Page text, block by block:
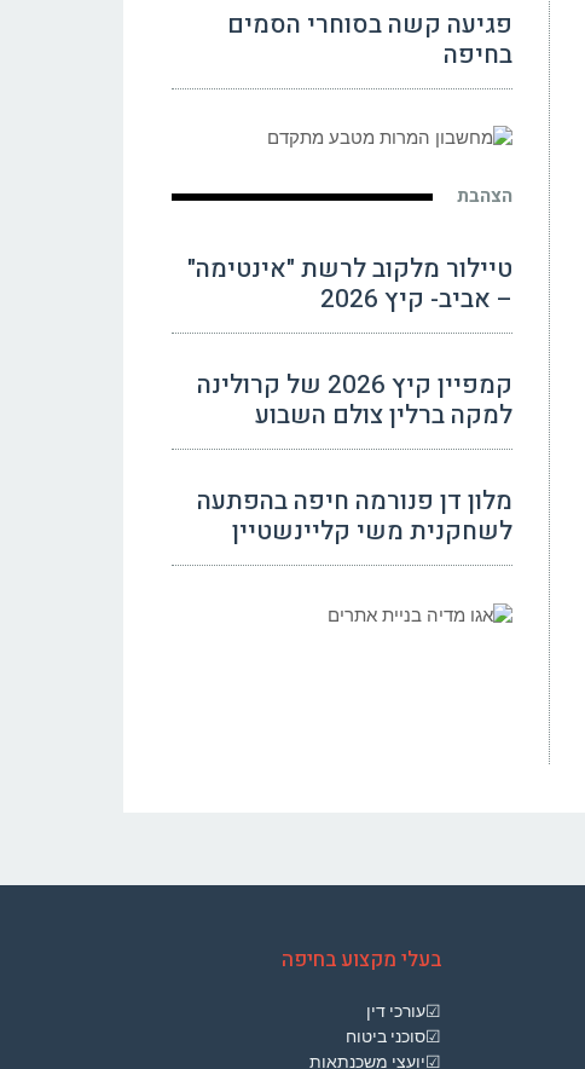
פגיעה קשה בסוחרי הסמים
בחיפה
הצהבת
טיילור מלקוב לרשת "אינטימה"
– אביב- קיץ 2026
קמפיין קיץ 2026 של קרולינה
למקה ברלין צולם השבוע
מלון דן פנורמה חיפה בהפתעה
לשחקנית משי קליינשטיין
בעלי מקצוע בחיפה
☑עורכי דין
☑סוכני ביטוח
☑יועצי משכנתאות